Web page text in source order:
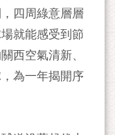
四周綠意層層
就能感受到節
西空氣清新、
為一年揭開序